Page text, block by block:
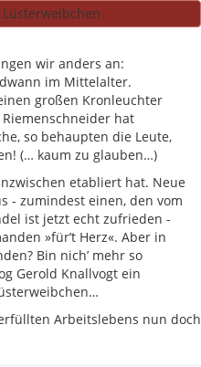
wir anders an:
im Mittelalter.
großen Kronleuchter
hat
so behaupten die Leute,
(… kaum zu glauben…)
etabliert hat. Neue
- zumindest einen, den vom
ist jetzt echt zufrieden -
»für’t Herz«. Aber in
Bin nich’ mehr so
Gerold Knallvogt ein
Arbeitslebens nun doch